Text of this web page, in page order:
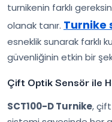
turnikenin farklı
olanak tanır. Turnike
esneklik sunarak farklı
güvenliğinin etkin bir
Çift Optik Sensör ile
SCT100-D Turnike,